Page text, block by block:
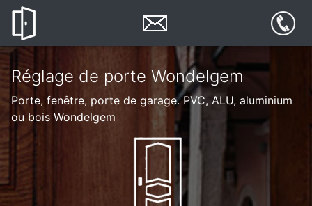
Réglage de porte Wondelgem
Porte, fenêtre, porte de garage. PVC, ALU, aluminium
ou bois Wondelgem